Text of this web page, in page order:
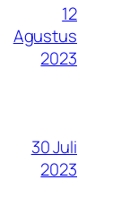
12
Agustus
2023
30 Juli
2023